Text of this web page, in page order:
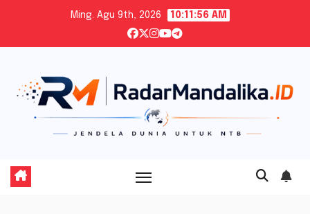
content
Ming. Agu 9th, 2026 10:11:57 AM